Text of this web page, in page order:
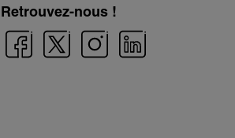
Retrouvez-nous !